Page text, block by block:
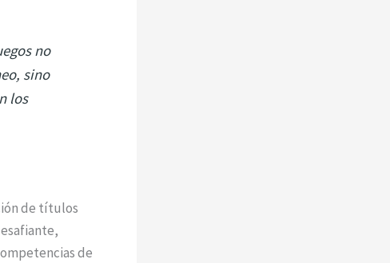
no
sino
los
de títulos
de